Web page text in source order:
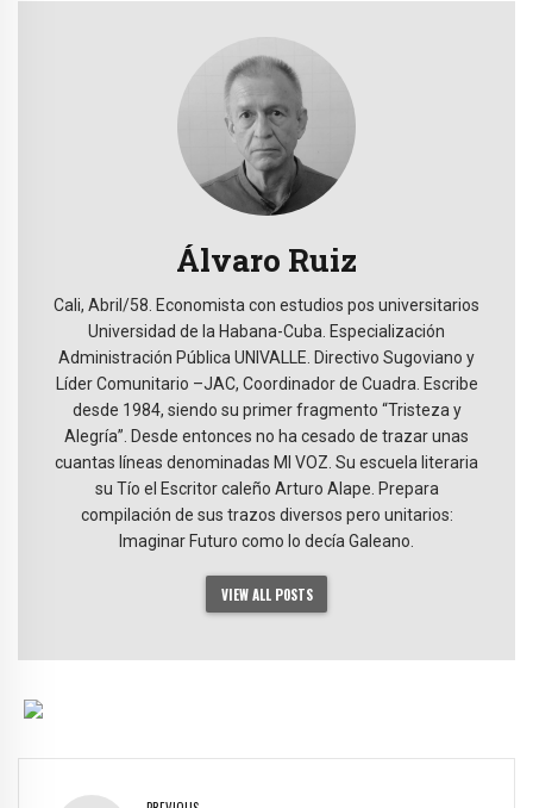
Álvaro Ruiz
Cali, Abril/58. Economista con estudios pos universitarios
Universidad de la Habana-Cuba. Especialización
Administración Pública UNIVALLE. Directivo Sugoviano y
Líder Comunitario –JAC, Coordinador de Cuadra. Escribe
desde 1984, siendo su primer fragmento “Tristeza y
Alegría”. Desde entonces no ha cesado de trazar unas
cuantas líneas denominadas MI VOZ. Su escuela literaria
su Tío el Escritor caleño Arturo Alape. Prepara
compilación de sus trazos diversos pero unitarios:
Imaginar Futuro como lo decía Galeano.
VIEW ALL POSTS